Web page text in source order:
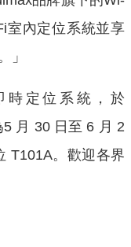
室內定位系統並享
」
時定位系統，於
月 30 日至 6 月 2
T101A。歡迎各界